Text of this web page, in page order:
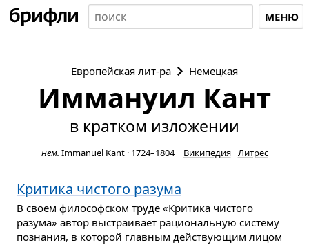
МЕНЮ
Европейская лит-ра Немецкая
Иммануил Кант
в кратком изложении
нем. Immanuel Kant· 1724–1804 Википедия Литрес
Критика чистого разума
В своем философском труде «Критика чистого
разума» автор выстраивает рациональную систему
познания, в которой главным действующим лицом